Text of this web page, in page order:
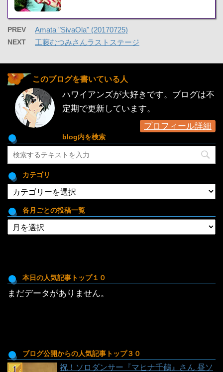
PREV Amata "SivaOla" (20170725)
NEXT 工藤むつみさんラストステージ
このブログを書いている人
ハワイアンズが大好きです。ブログは不
定期で更新しています。
プロフィール詳細
blog内を検索
カテゴリ
テ
ゴ
リ
各月ごとの投稿一覧
各
月
投
稿
一
本日の人気記事トップ１０
まだデータがありません。
ブログ公開からの人気記事トップ３０
祝！ソロダンサー『マヒナ千鶴』さん 昼ソ